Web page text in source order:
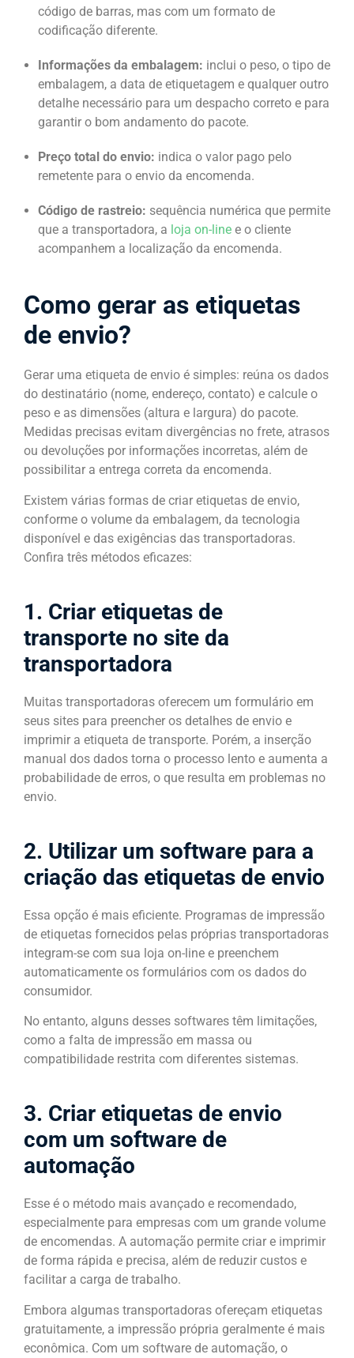
código de barras, mas com um formato de
codificação diferente.
Informações da embalagem: inclui o peso, o tipo de
embalagem, a data de etiquetagem e qualquer outro
detalhe necessário para um despacho correto e para
garantir o bom andamento do pacote.
Preço total do envio: indica o valor pago pelo
remetente para o envio da encomenda.
Código de rastreio: sequência numérica que permite
que a transportadora, a loja on-line e o cliente
acompanhem a localização da encomenda.
Como gerar as etiquetas
de envio?
Gerar uma etiqueta de envio é simples: reúna os dados
do destinatário (nome, endereço, contato) e calcule o
peso e as dimensões (altura e largura) do pacote.
Medidas precisas evitam divergências no frete, atrasos
ou devoluções por informações incorretas, além de
possibilitar a entrega correta da encomenda.
Existem várias formas de criar etiquetas de envio,
conforme o volume da embalagem, da tecnologia
disponível e das exigências das transportadoras.
Confira três métodos eficazes:
1. Criar etiquetas de
transporte no site da
transportadora
Muitas transportadoras oferecem um formulário em
seus sites para preencher os detalhes de envio e
imprimir a etiqueta de transporte. Porém, a inserção
manual dos dados torna o processo lento e aumenta a
probabilidade de erros, o que resulta em problemas no
envio.
2. Utilizar um software para a
criação das etiquetas de envio
Essa opção é mais eficiente. Programas de impressão
de etiquetas fornecidos pelas próprias transportadoras
integram-se com sua loja on-line e preenchem
automaticamente os formulários com os dados do
consumidor.
No entanto, alguns desses softwares têm limitações,
como a falta de impressão em massa ou
compatibilidade restrita com diferentes sistemas.
3. Criar etiquetas de envio
com um software de
automação
Esse é o método mais avançado e recomendado,
especialmente para empresas com um grande volume
de encomendas. A automação permite criar e imprimir
de forma rápida e precisa, além de reduzir custos e
facilitar a carga de trabalho.
Embora algumas transportadoras ofereçam etiquetas
gratuitamente, a impressão própria geralmente é mais
econômica. Com um software de automação, o